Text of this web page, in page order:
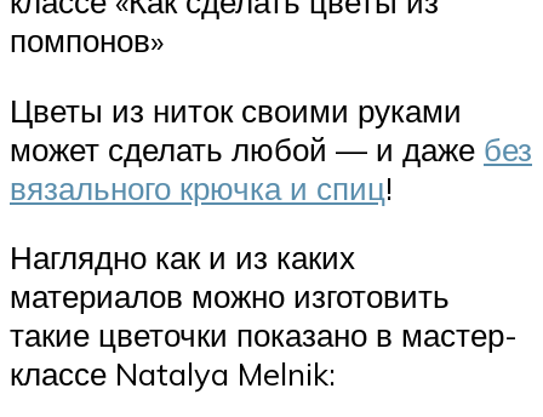
помпонов»
Цветы из ниток своими руками
может сделать любой — и даже без
вязального крючка и спиц!
Наглядно как и из каких
материалов можно изготовить
такие цветочки показано в мастер-
классе Natalya Melnik: